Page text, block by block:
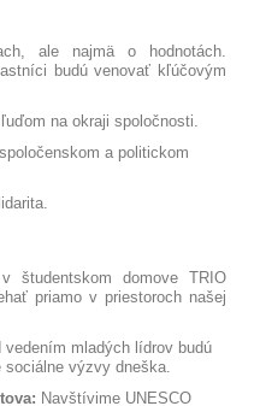
ale najmä o hodnotách.
budú venovať kľúčovým
na okraji spoločnosti.
a politickom
.
študentskom domove TRIO
priamo v priestoroch našej
vedením mladých lídrov budú
sociálne výzvy dneška.
Navštívime UNESCO